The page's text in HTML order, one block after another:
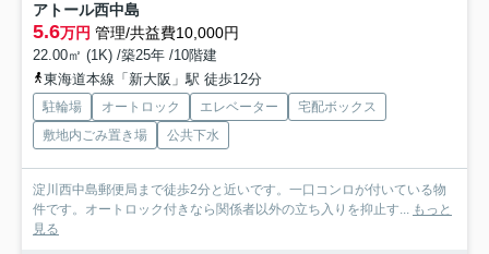
アトール西中島
5.6万円 管理/共益費10,000円
22.00㎡ (1K) /築25年 /10階建
東海道本線「新大阪」駅 徒歩12分
駐輪場 オートロック エレベーター
宅配ボックス
敷地内ごみ置き場
公共下水
淀川西中島郵便局まで徒歩2分と近いです。一口コンロが付いている物
件です。オートロック付きなら関係者以外の立ち入りを抑止す... もっと
見る